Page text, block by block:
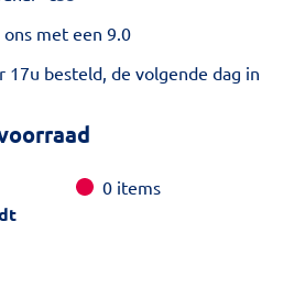
met een 9.0
17u besteld, de volgende dag in
0 items